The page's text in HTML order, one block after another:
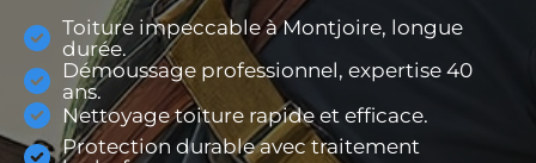
Toiture impeccable à Montjoire, longue
durée.
Démoussage professionnel, expertise 40
ans.
Nettoyage toiture rapide et efficace.
Protection durable avec traitement